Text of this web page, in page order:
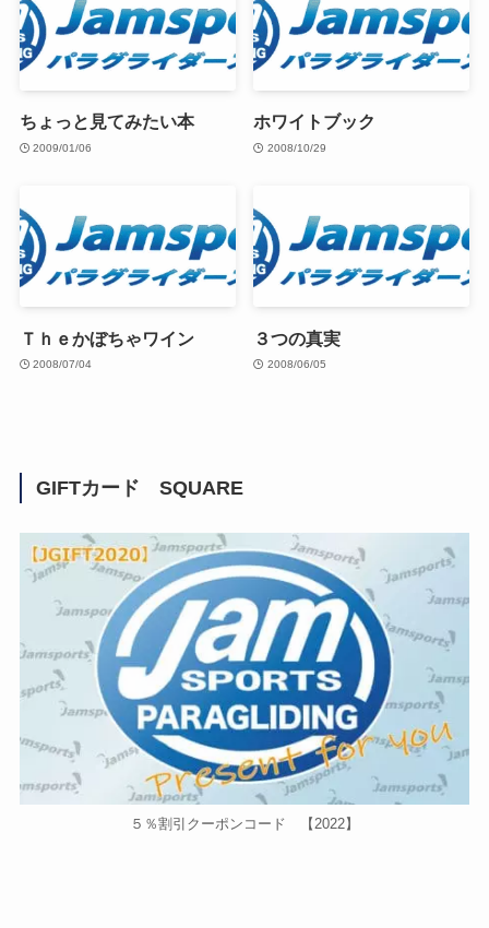
ちょっと見てみたい本
2009/01/06
ホワイトブック
2008/10/29
Ｔｈｅかぼちゃワイン
2008/07/04
３つの真実
2008/06/05
GIFTカード SQUARE
５％割引クーポンコード 【2022】